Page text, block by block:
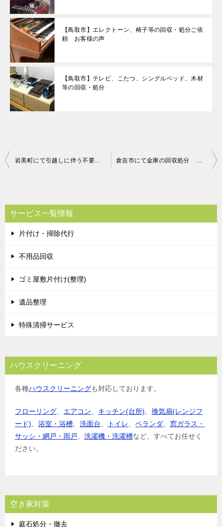
【鳥取市】エレクトーン、椅子等の回収・処分ご依
頼 お客様の声
【鳥取市】テレビ、こたつ、シングルベッド、木材
等の回収・処分
投
ビ
ゲ
ー
シ
岩美町にて引越しに伴う不要品回収処分 お客様の声 倉吉市にて金庫の回収処分 お客様の声
サービス一覧情報
片付け・掃除代行
不用品回収
ゴミ屋敷片付け(整理)
遺品整理
特殊清掃サービス
ハウスクリーニング
各種ハウスクリーニングも対応しております。
フローリング エアコン キッチン(台所)
換気扇(レンジフ
ード)
浴室・浴槽 洗面台 トイレ ベランダ
窓ガラス・
サッシ・網戸・雨戸
洗濯機・洗濯槽など、すべてお任せく
ださい。
空き家対策
庭石処分・撤去